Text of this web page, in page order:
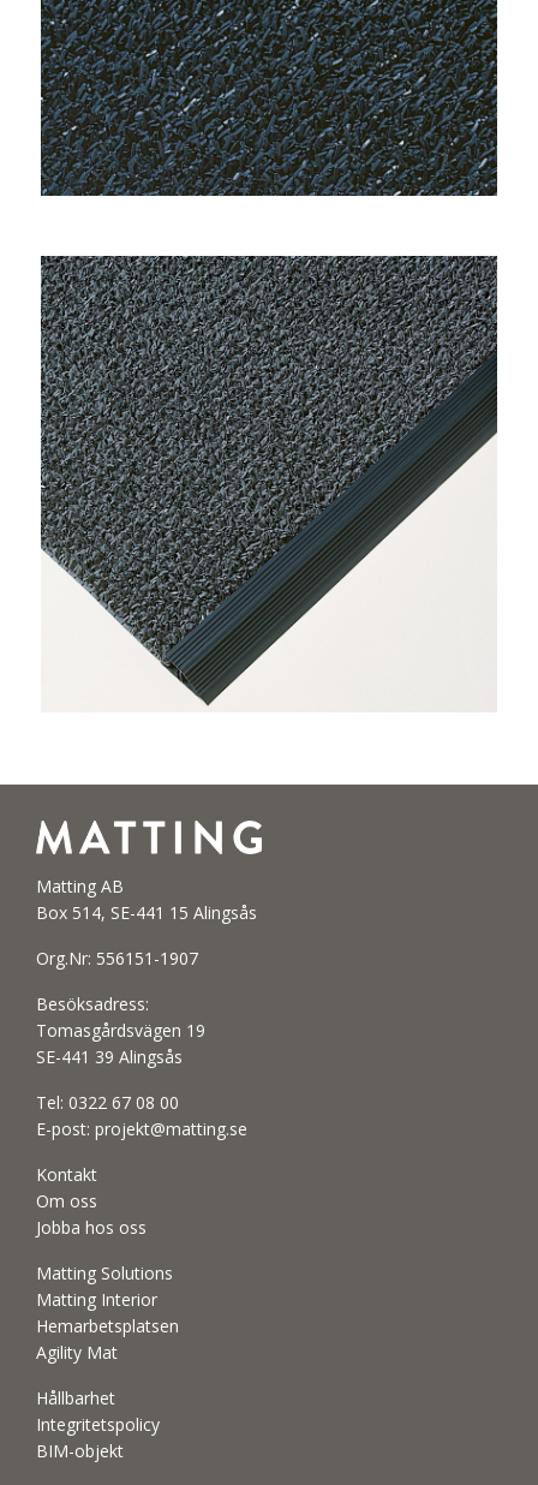
Matting AB
Box 514, SE-441 15 Alingsås
Org.Nr: 556151-1907
Besöksadress:
Tomasgårdsvägen 19
SE-441 39 Alingsås
Tel: 0322 67 08 00
E-post: projekt@matting.se
Kontakt
Om oss
Jobba hos oss
Matting Solutions
Matting Interior
Hemarbetsplatsen
Agility Mat
Hållbarhet
Integritetspolicy
BIM-objekt